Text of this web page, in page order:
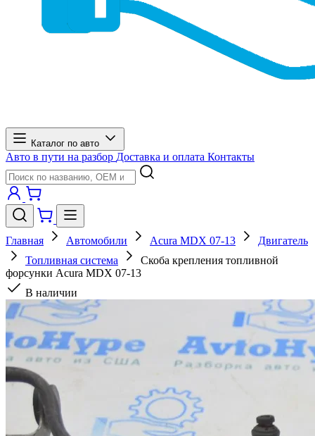
Каталог по авто
Авто в пути на разбор Доставка и оплата Контакты
Главная Автомобили Acura MDX 07-13
Двигатель
Топливная система
Скоба крепления топливной
форсунки Acura MDX 07-13
В наличии